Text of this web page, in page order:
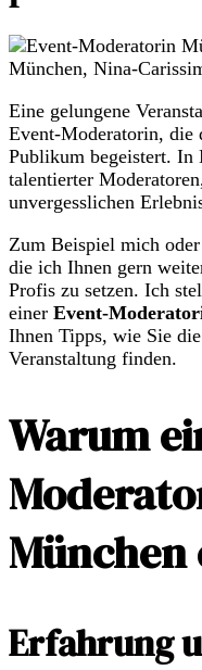
Eine gelungene
Event-Moderatorin, die
Publikum begeistert. In
talentierter
unvergesslichen
Zum Beispiel mich
die ich Ihnen gern
Profis zu setzen. Ich
einer Event-
Ihnen Tipps, wie Sie
Veranstaltung finden.
Warum
München
Erfahrung